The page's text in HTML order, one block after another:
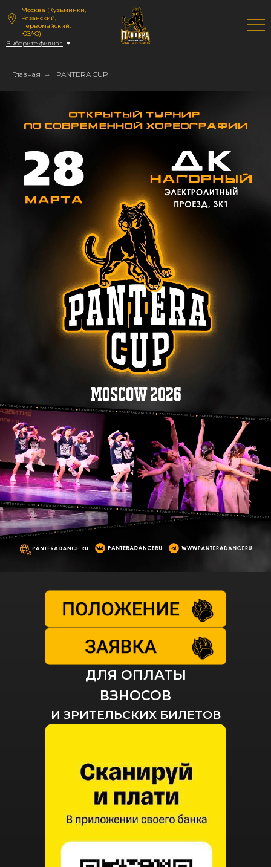
Выберите филиал
Москва (Кузьминки,
Рязанский,
Первомайский,
ЮЗАО)
Главная → PANTERA CUP
ДЛЯ ОПЛАТЫ
ВЗНОСОВ
И ЗРИТЕЛЬСКИХ БИЛЕТОВ